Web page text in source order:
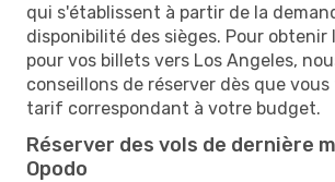
qui s'établissent à partir de la
disponibilité des sièges. Pour obtenir
pour vos billets vers Los Angeles,
conseillons de réserver dès que
tarif correspondant à votre budget.
Réserver des vols de dernière
Opodo